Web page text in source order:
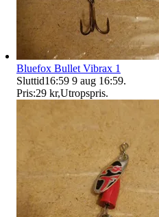
Bluefox Bullet Vibrax 1
Sluttid16:59 9 aug 16:59.
Pris:29 kr,Utropspris.